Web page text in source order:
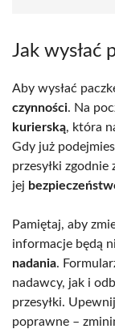
Jak wysłać
Aby wysłać
czynności. Na
kurierską, która
Gdy już
przesyłki
jej
Pamiętaj, aby
informacje będą
nadania.
nadawcy, jak i
przesyłki.
poprawne –